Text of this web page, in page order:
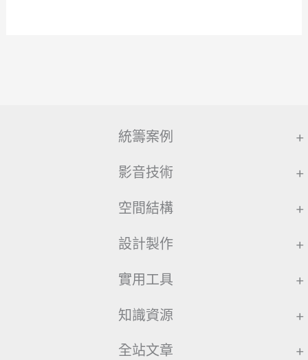
統籌案例 +
影音技術 +
空間結構 +
設計製作 +
實用工具 +
知識資源 +
全站文章 +